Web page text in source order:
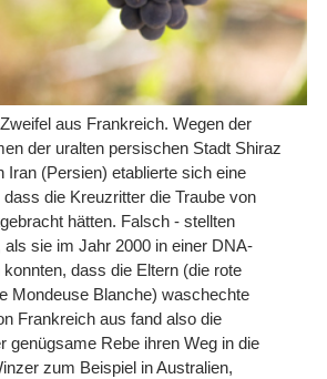
aus Frankreich. Wegen der
der uralten persischen Stadt Shiraz
Iran (Persien) etablierte sich eine
dass die Kreuzritter die Traube von
hätten. Falsch - stellten
sie im Jahr 2000 in einer DNA-
dass die Eltern (die rote
Mondeuse Blanche) waschechte
Frankreich aus fand also die
genügsame Rebe ihren Weg in die
zum Beispiel in Australien,